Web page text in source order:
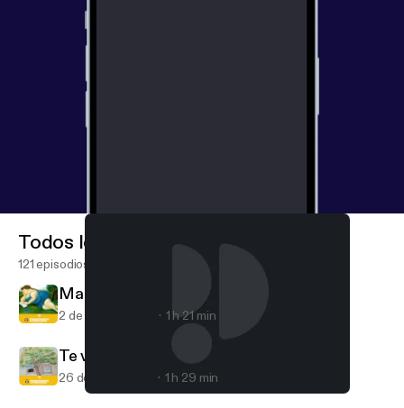
Todos los episodios
121 episodios
Mala onda
2 de ago de 2026 1 h 21 min
Te vas a acordar de mí
26 de jul de 2026 1 h 29 min